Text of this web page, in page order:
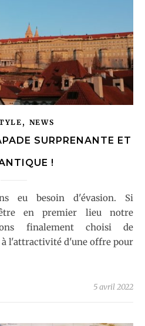
, NEWS
SURPRENANTE ET
!
en premier lieu notre
finalement choisi de
à l'attractivité d'une offre pour
5 avril 2022